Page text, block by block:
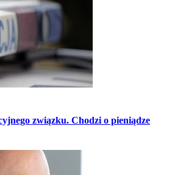
związku. Chodzi o pieniądze